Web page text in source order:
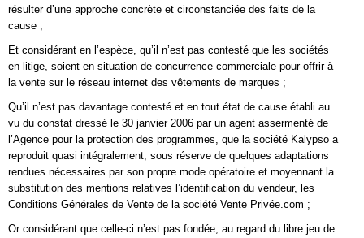
résulter d’une approche concrète et circonstanciée des faits de la
cause ;
Et considérant en l’espèce, qu’il n’est pas contesté que les sociétés
en litige, soient en situation de concurrence commerciale pour offrir à
la vente sur le réseau internet des vêtements de marques ;
Qu’il n’est pas davantage contesté et en tout état de cause établi au
vu du constat dressé le 30 janvier 2006 par un agent assermenté de
l’Agence pour la protection des programmes, que la société Kalypso a
reproduit quasi intégralement, sous réserve de quelques adaptations
rendues nécessaires par son propre mode opératoire et moyennant la
substitution des mentions relatives l’identification du vendeur, les
Conditions Générales de Vente de la société Vente Privée.com ;
Or considérant que celle-ci n’est pas fondée, au regard du libre jeu de